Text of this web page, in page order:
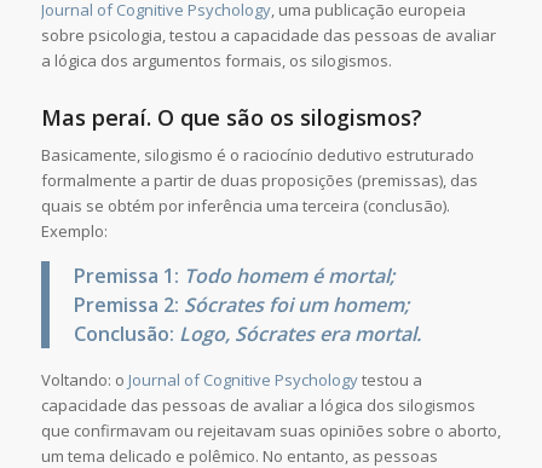
Journal of Cognitive Psychology, uma publicação europeia
sobre psicologia, testou a capacidade das pessoas de avaliar
a lógica dos argumentos formais, os silogismos.
Mas peraí. O que são os silogismos?
Basicamente, silogismo é o raciocínio dedutivo estruturado
formalmente a partir de duas proposições (premissas), das
quais se obtém por inferência uma terceira (conclusão).
Exemplo:
Premissa 1: Todo homem é mortal;
Premissa 2: Sócrates foi um homem;
Conclusão: Logo, Sócrates era mortal.
Voltando: o Journal of Cognitive Psychologytestou a
capacidade das pessoas de avaliar a lógica dos silogismos
que confirmavam ou rejeitavam suas opiniões sobre o aborto,
um tema delicado e polêmico. No entanto, as pessoas